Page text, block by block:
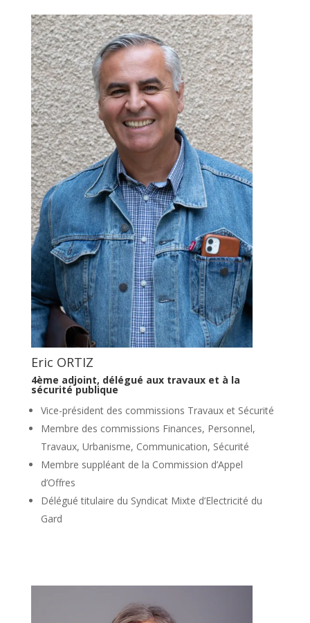
Eric ORTIZ
4ème adjoint, délégué aux travaux et à la
sécurité publique
Vice-président des commissions Travaux et Sécurité
Membre des commissions Finances, Personnel,
Travaux, Urbanisme, Communication, Sécurité
Membre suppléant de la Commission d’Appel
d’Offres
Délégué titulaire du Syndicat Mixte d’Electricité du
Gard